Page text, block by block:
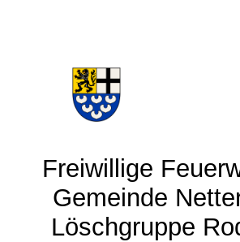
Freiwillige
Gemeinde
Löschgruppe